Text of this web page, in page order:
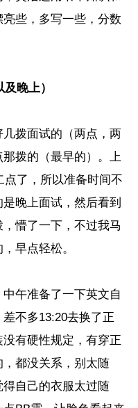
些，多写一些，分数
晚上）
拨面试的（两点，两
拨的（最早的）。上
点了，所以准备时间不
晚上面试，然后看到
懵了一下，不过我马
早点轻松。
午准备了一下英文自
不多13:20去换了正
有硬性规定，有穿正
都没关系，别太随
自己的衣服太过随